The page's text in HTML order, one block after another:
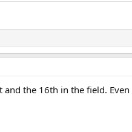
the 16th in the field.